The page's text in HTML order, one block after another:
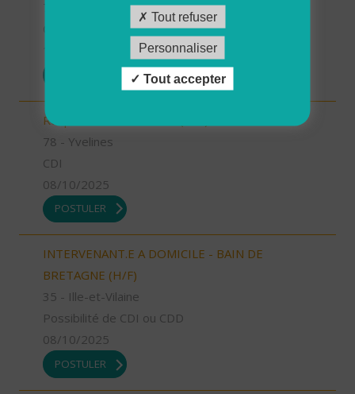
Responsable de secteur (H/F)
78 - Yvelines
CDI
08/10/2025
POSTULER
INTERVENANT.E A DOMICILE - BAIN DE
BRETAGNE (H/F)
35 - Ille-et-Vilaine
Possibilité de CDI ou CDD
08/10/2025
POSTULER
Tout refuser
Personnaliser
Tout accepter